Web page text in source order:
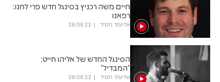
חיים משה רכניץ בסינגל חדש פרי לחנו:
רפאנו
אליעזר חסיד 28.08.22
הסינגל החדש של אליהו חייט:
'המבדיל'
אליעזר חסיד 28.08.22